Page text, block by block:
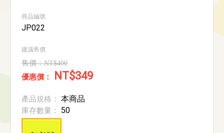
商品編號
JP022
建議售價
NT$400
NT$349
產品規格： 本商品
庫存數量： 50